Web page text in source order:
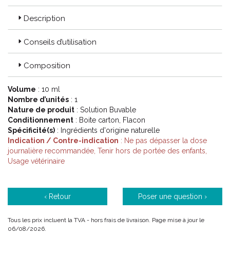
Description
Conseils d’utilisation
Composition
Volume : 10 ml
Nombre d’unités : 1
Nature de produit : Solution Buvable
Conditionnement : Boite carton, Flacon
Spécificité(s) : Ingrédients d'origine naturelle
Indication / Contre-indication : Ne pas dépasser la dose
journalière recommandée, Tenir hors de portée des enfants,
Usage vétérinaire
‹ Retour Poser une question ›
Tous les prix incluent la TVA - hors frais de livraison. Page mise à jour le
06/08/2026.